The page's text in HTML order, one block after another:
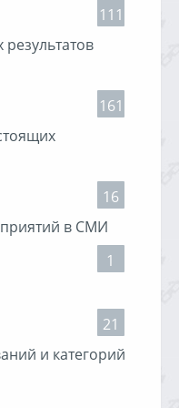
111
161
16
в СМИ
1
21
и категорий